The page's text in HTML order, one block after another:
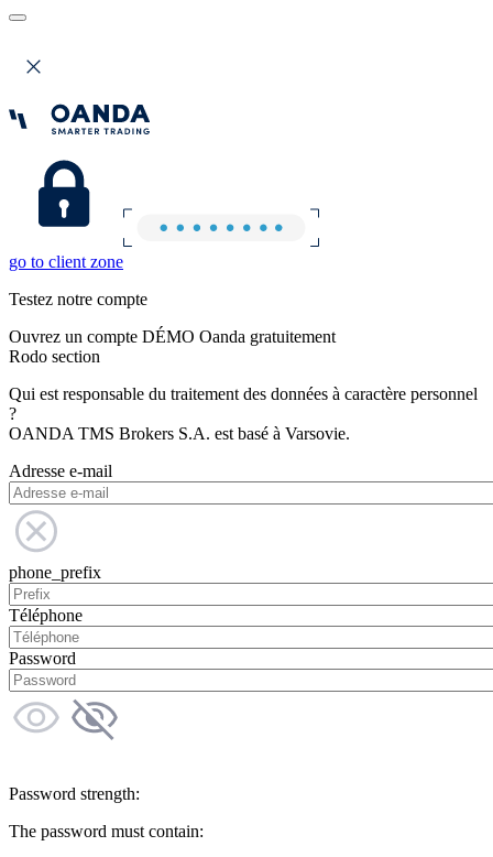
go to client zone
Testez notre compte
Ouvrez un compte DÉMO Oanda gratuitement
Rodo section
Qui est responsable du traitement des données à caractère personnel
?
OANDA TMS Brokers S.A. est basé à Varsovie.
Adresse e-mail
phone_prefix
Téléphone
Password
Password strength:
The password must contain: